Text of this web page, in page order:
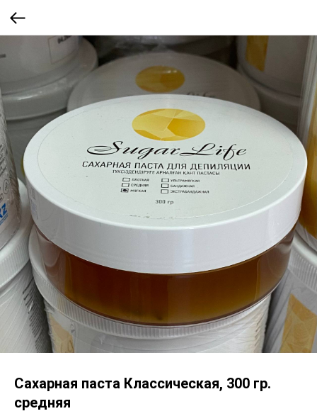
Сахарная паста Классическая, 300 гр.
средняя